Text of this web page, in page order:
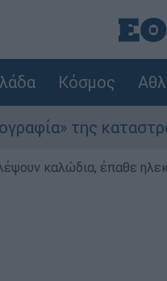
Κόσμος
της καταστροφής
καλώδια, έπαθε